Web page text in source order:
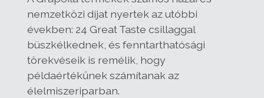
nemzetközi díjat nyertek az utóbbi
években: 24 Great Taste csillaggal
büszkélkednek, és fenntarthatósági
törekvéseik is remélik, hogy
példaértékűnek számítanak az
élelmiszeriparban.